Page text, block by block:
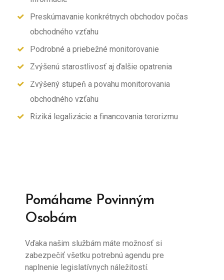
Preskúmavanie konkrétnych obchodov počas
obchodného vzťahu
Podrobné a priebežné monitorovanie
Zvýšenú starostlivosť aj ďalšie opatrenia
Zvýšený stupeň a povahu monitorovania
obchodného vzťahu
Riziká legalizácie a financovania terorizmu
Pomáhame Povinným
Osobám
Vďaka našim službám máte možnosť si
zabezpečiť všetku potrebnú agendu pre
naplnenie legislatívnych náležitostí.